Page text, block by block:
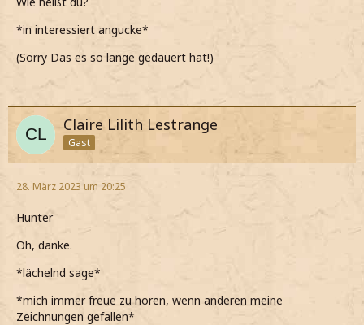
*in interessiert angucke*
(Sorry Das es so lange gedauert hat!)
Claire Lilith Lestrange
Gast
28. März 2023 um 20:25
Hunter
Oh, danke.
*lächelnd sage*
*mich immer freue zu hören, wenn anderen meine
Zeichnungen gefallen*